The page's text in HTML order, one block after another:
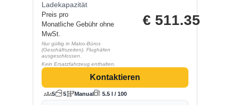
Ladekapazität
Preis pro
Monatliche Gebühr ohne
MwSt.
Nur gültig in Malco-Büros
(Geschäftszeiten). Flughäfen
ausgeschlossen.
Kein Ersatzfahrzeug enthalten.
€ 511.35
Kontaktieren
5 5 Manual 5.5 l / 100